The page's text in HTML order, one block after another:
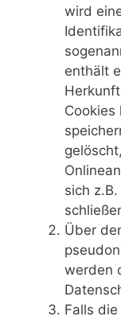
wird
enthält
Cookies
sich
Über
werden
Falls